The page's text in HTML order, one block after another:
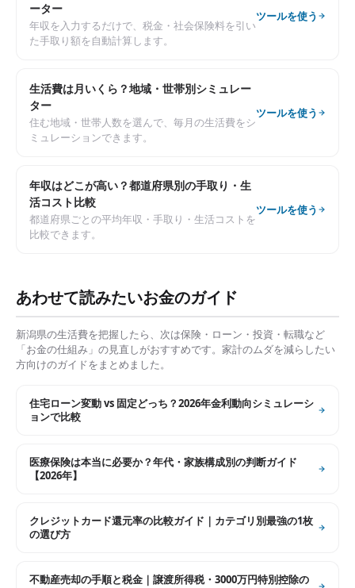
ーター
年収を入力するだけで、税金・社会保険料を引い
た手取り額を自動計算します。
ツールを使う
生活費は月いくら？地域・世帯別シミュレー
ター
住む地域・世帯人数を選んで、毎月の生活費をシ
ミュレーションできます。
ツールを使う
年収はどこが高い？都道府県別の手取り・生
活コスト比較
都道府県ごとの平均年収・手取り・生活コストを
比較できます。
ツールを使う
あわせて読みたいお金のガイド
新潟県の生活費を把握したら、次は保険・ローン・投資・転職など
「お金の仕組み」の見直しがおすすめです。家計のムダを減らしたい
方向けのガイドをまとめました。
住宅ローン変動 vs 固定どっち？2026年金利動向シミュレーシ
ョンで比較
医療保険は本当に必要か？年代・家族構成別の判断ガイド
【2026年】
クレジットカード還元率の比較ガイド｜カテゴリ別最強の1枚
の選び方
不動産売却の手順と税金｜譲渡所得税・3000万円特別控除の